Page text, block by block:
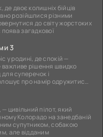
де двоє колишніх бійців
розійшлися різними
до світу жорстоких
загадкової
3
у родині, де спокій —
важливе рішення швидко
суперечок і
про намір одружитися,
— цивільний пілот, який
Колорадо на занедбаній
супутником, собакою
але відданим